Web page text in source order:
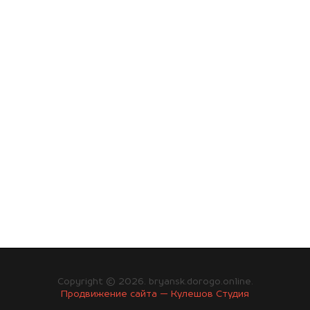
Copyright © 2026. bryansk.dorogo.online.
Продвижение сайта — Кулешов Студия